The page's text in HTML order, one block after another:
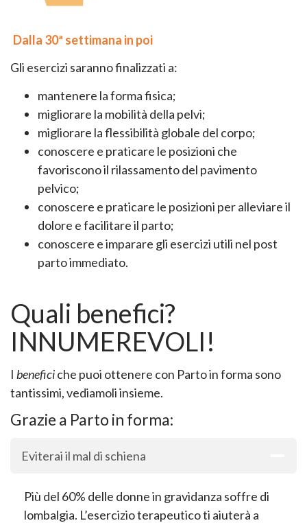
Dalla 30ª settimana in poi
Gli esercizi saranno finalizzati a:
mantenere la forma fisica;
migliorare la mobilità della pelvi;
migliorare la flessibilità globale del corpo;
conoscere e praticare le posizioni che
favoriscono il rilassamento del pavimento
pelvico;
conoscere e praticare le posizioni per alleviare il
dolore e facilitare il parto;
conoscere e imparare gli esercizi utili nel post
parto immediato.
Quali benefici?
INNUMEREVOLI!
I beneficiche puoi ottenere con Parto in forma sono
tantissimi, vediamoli insieme.
Grazie a Parto in forma:
Eviterai il mal di schiena
Più del 60% delle donne in gravidanza soffre di
lombalgia. L’esercizio terapeutico ti aiuterà a